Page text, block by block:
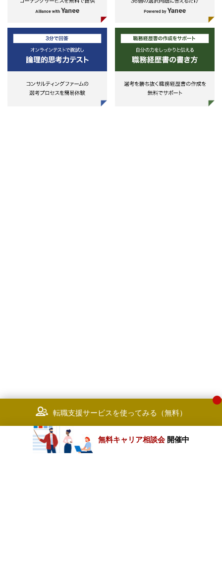
転職支援サービスを使ってみる（無料）
無料キャリア相談会 開催中